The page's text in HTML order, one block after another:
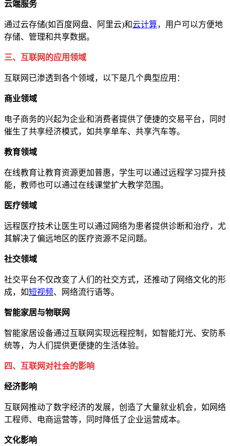
云端服务
通过云存储(如百度网盘、阿里云)和云计算，用户可以方便地
存储、管理和共享数据。
三、互联网的应用领域
互联网已渗透到各个领域，以下是几个典型应用：
商业领域
电子商务的兴起为企业和消费者提供了便捷的交易平台，同时
催生了共享经济模式，如共享单车、共享汽车等。
教育领域
在线教育让教育资源更加普惠，学生可以通过远程学习提升技
能，教师也可以通过在线课堂扩大教学范围。
医疗领域
远程医疗技术让医生可以通过网络为患者提供诊断和治疗，尤
其解决了偏远地区的医疗资源不足问题。
社交领域
社交平台不仅改变了人们的社交方式，还推动了网络文化的形
成，如短视频、网络流行语等。
智能家居与物联网
智能家居设备通过互联网实现远程控制，如智能灯光、安防系
统等，为人们提供更便捷的生活体验。
四、互联网对社会的影响
经济影响
互联网推动了数字经济的发展，创造了大量就业机会，如网络
工程师、电商运营等，同时降低了企业运营成本。
文化影响